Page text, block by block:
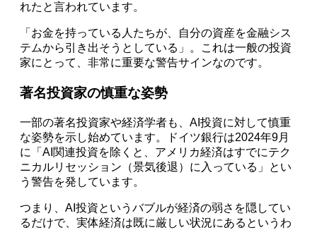
れたと言われています。
「お金を持っている人たちが、自分の資産を金融シス
テムから引き出そうとしている」。これは一般の投資
家にとって、非常に重要な警告サインなのです。
著名投資家の慎重な姿勢
一部の著名投資家や経済学者も、AI投資に対して慎重
な姿勢を示し始めています。ドイツ銀行は2024年9月
に「AI関連投資を除くと、アメリカ経済はすでにテク
ニカルリセッション（景気後退）に入っている」とい
う警告を発しています。
つまり、AI投資というバブルが経済の弱さを隠してい
るだけで、実体経済は既に厳しい状況にあるというわ